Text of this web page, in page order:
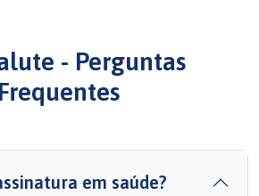
- Perguntas
Frequentes
em saúde?